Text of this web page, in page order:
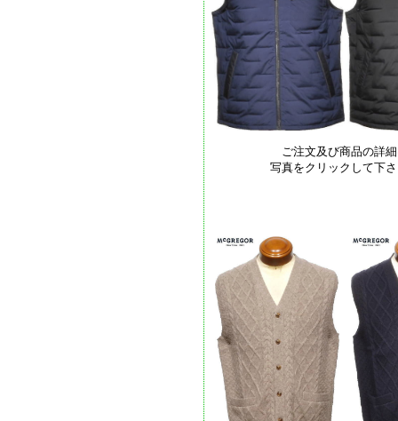
ご注文及び商品の詳
写真をクリックして下